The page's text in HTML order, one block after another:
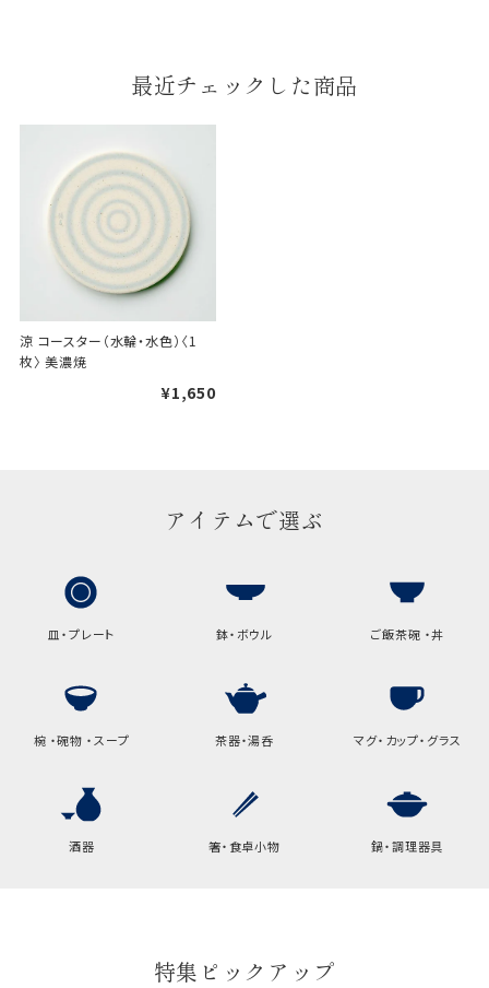
装紙をかける簡易包装（天掛
け包装）です。
手提袋はお付けできません。
ギフト袋について
手提袋はお付けできません。
高さ
32.5cm
横
22cm
B:京名所 袋
高さ
40cm
横
30cm
最近チェックした商品
涼 コースター（水輪・水色）〈1
枚〉 美濃焼
¥1,650
アイテムで選ぶ
皿・プレート 鉢・ボウル ご飯茶碗 ・丼
椀 ・碗物 ・スープ 茶器・湯呑 マグ・カップ・グラス
酒器 箸・食卓小物 鍋・調理器具
特集ピックアップ